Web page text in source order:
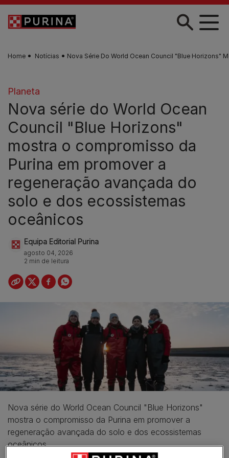
Skip to main content
Home Notícias Nova Série Do World Ocean Council "Blue Horizons"
Planeta
Nova série do World Ocean
Council "Blue Horizons"
mostra o compromisso da
Purina em promover a
regeneração avançada do
solo e dos ecossistemas
oceânicos
Equipa Editorial Purina
agosto 04, 2026
2 min de leitura
Nova série do World Ocean Council "Blue Horizons"
mostra o compromisso da Purina em promover a
regeneração avançada do solo e dos ecossistemas
oceânicos